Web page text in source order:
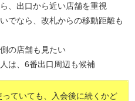
、出口から近い店舗を重視
でなら、改札からの移動距離も
の店舗も見たい
は、6番出口周辺も候補
ていても、入会後に続くかど